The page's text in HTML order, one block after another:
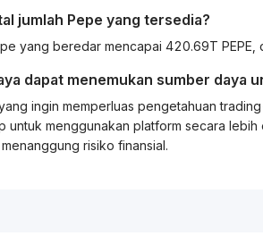
jumlah Pepe yang tersedia?
yang beredar mencapai 420.69T PEPE,
dapat menemukan sumber daya
ingin memperluas pengetahuantrading
untuk menggunakan platform secara
risiko finansial.